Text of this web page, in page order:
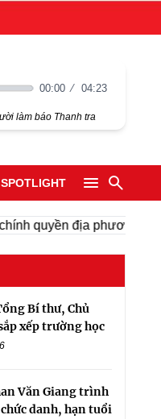
00:00 04:23
làm báo Thanh tra
địa phương 2 cấp
Bí thư, Chủ
xếp trường học
Văn Giang trình
danh, hạn tuổi